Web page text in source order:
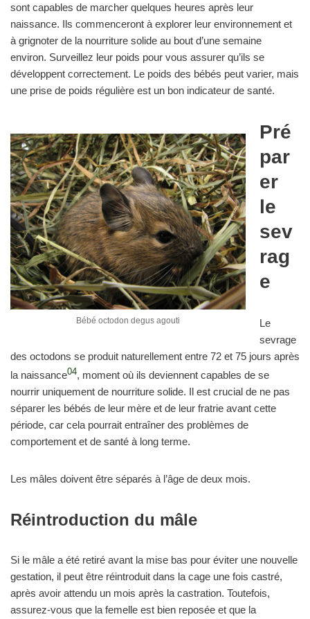
sont capables de marcher quelques heures après leur
naissance. Ils commenceront à explorer leur environnement et
à grignoter de la nourriture solide au bout d’une semaine
environ. Surveillez leur poids pour vous assurer qu’ils se
développent correctement. Le poids des bébés peut varier, mais
une prise de poids régulière est un bon indicateur de santé.
Bébé octodon degus agouti
Pré
par
er
le
sev
rag
e
Le
sevrage
des octodons se produit naturellement entre 72 et 75 jours après
la naissance04, moment où ils deviennent capables de se
nourrir uniquement de nourriture solide. Il est crucial de ne pas
séparer les bébés de leur mère et de leur fratrie avant cette
période, car cela pourrait entraîner des problèmes de
comportement et de santé à long terme.
Les mâles doivent être séparés à l’âge de deux mois.
Réintroduction du mâle
Si le mâle a été retiré avant la mise bas pour éviter une nouvelle
gestation, il peut être réintroduit dans la cage une fois castré,
après avoir attendu un mois après la castration. Toutefois,
assurez-vous que la femelle est bien reposée et que la